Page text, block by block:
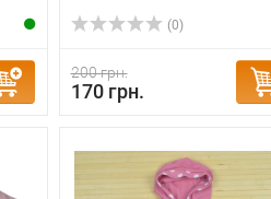
(0)
200 грн.
170 грн.